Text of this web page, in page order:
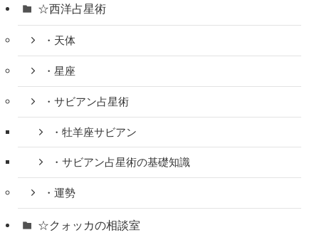
☆西洋占星術
・天体
・星座
・サビアン占星術
・牡羊座サビアン
・サビアン占星術の基礎知識
・運勢
☆クォッカの相談室